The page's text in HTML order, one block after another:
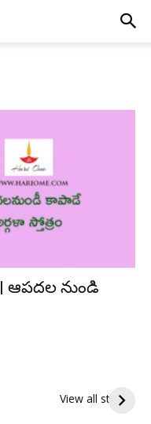
| ఆపదల నుండి
View all stories
ఇంద్రకీలాద్రి గిరి ప్రదక్షిణ